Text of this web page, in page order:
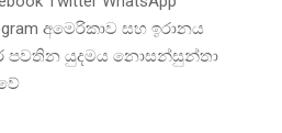
අමෙරිකාව සහ ඉරානය
පවතින යුදමය නොසන්සුන්තා